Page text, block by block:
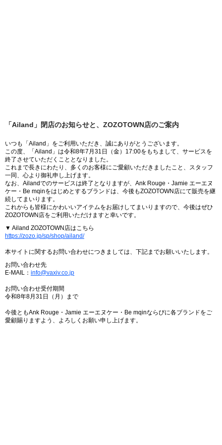
「Ailand」閉店のお知らせと、ZOZOTOWN店のご案内
いつも「Ailand」をご利用いただき、誠にありがとうございます。
この度、「Ailand」は令和8年7月31日（金）17:00をもちまして、サービスを
終了させていただくこととなりました。
これまで長きにわたり、多くのお客様にご愛顧いただきましたこと、スタッフ
一同、心より御礼申し上げます。
なお、Ailandでのサービスは終了となりますが、Ank Rouge・Jamie エーエヌ
ケー・Be mqinをはじめとするブランドは、今後もZOZOTOWN店にて販売を継
続してまいります。
これからも皆様にかわいいアイテムをお届けしてまいりますので、今後はぜひ
ZOZOTOWN店をご利用いただけますと幸いです。
▼ Ailand ZOZOTOWN店はこちら
https://zozo.jp/sp/shop/ailand/
本サイトに関するお問い合わせにつきましては、下記までお願いいたします。
お問い合わせ先
E-MAIL： info@vaxiv.co.jp
お問い合わせ受付期間
令和8年8月31日（月）まで
今後ともAnk Rouge・Jamie エーエヌケー・Be mqinならびに各ブランドをご
愛顧賜りますよう、よろしくお願い申し上げます。